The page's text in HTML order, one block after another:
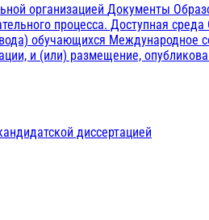
организацией Документы
процесса. Доступная среда
обучающихся Международное
и (или) размещение,
диссертацией